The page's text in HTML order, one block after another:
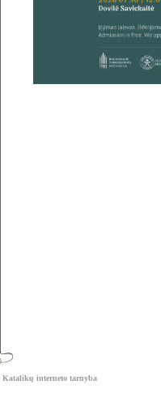
Katalikų interneto tarnyba